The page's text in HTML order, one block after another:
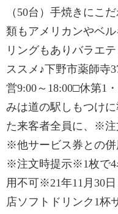
（50台）手焼きにこ
類もアメリカンやベ
リングもありバラエ
ススメ♪下野市薬師寺
営9:00～18:00□休第1
みは道の駅しもつけ
た来客者全員に、※
※他サービス券との
※注文時提示※1枚で
用不可※21年11月30
店ソフトドリンク1